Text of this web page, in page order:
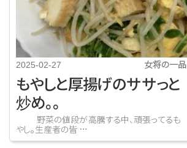
女将の一品
2025-02-27
もやしと厚揚げのササっと
炒め。。
野菜の値段が高騰する中、頑張ってるも
やし。生産者の皆 …